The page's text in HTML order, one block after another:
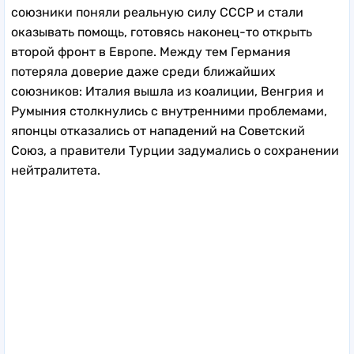
союзники поняли реальную силу СССР и стали
оказывать помощь, готовясь наконец-то открыть
второй фронт в Европе. Между тем Германия
потеряла доверие даже среди ближайших
союзников: Италия вышла из коалиции, Венгрия и
Румыния столкнулись с внутренними проблемами,
японцы отказались от нападений на Советский
Союз, а правители Турции задумались о сохранении
нейтралитета.